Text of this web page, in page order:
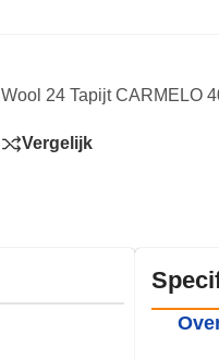
Wool 24 Tapijt CARMELO
Vergelijk